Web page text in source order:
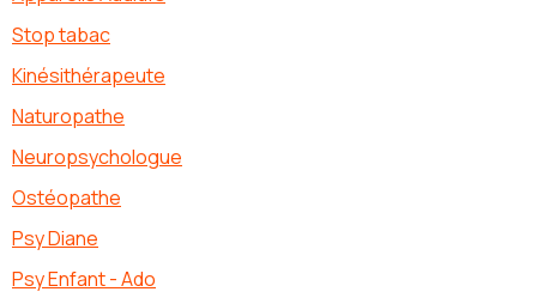
Stop tabac
Kinésithérapeute
Naturopathe
Neuropsychologue
Ostéopathe
Psy Diane
Psy Enfant - Ado